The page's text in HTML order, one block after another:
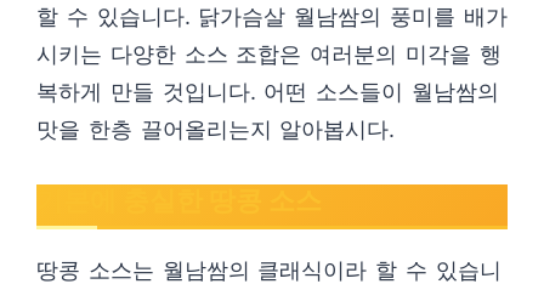
할 수 있습니다. 닭가슴살 월남쌈의 풍미를 배가
시키는 다양한 소스 조합은 여러분의 미각을 행
복하게 만들 것입니다. 어떤 소스들이 월남쌈의
맛을 한층 끌어올리는지 알아봅시다.
땅콩 소스는 월남쌈의 클래식이라 할 수 있습니